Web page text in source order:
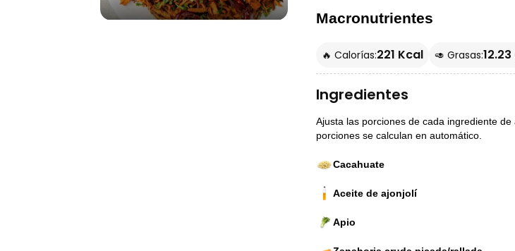
Macronutrientes
🔥 Calorías:221 Kcal 🥑 Grasas:
Ingredientes
Ajusta las porciones de cada ingrediente
porciones se calculan en automático.
Cacahuate
Aceite de ajonjolí
Apio